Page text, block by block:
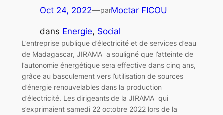
Oct 24, 2022—parMoctar FICOU
dans Energie, Social
L’entreprise publique d’électricité et de services d’eau
de Madagascar, JIRAMA a souligné que l’atteinte de
l’autonomie énergétique sera effective dans cinq ans,
grâce au basculement vers l’utilisation de sources
d’énergie renouvelables dans la production
d’électricité. Les dirigeants de la JIRAMA qui
s’exprimaient samedi 22 octobre 2022 lors de la